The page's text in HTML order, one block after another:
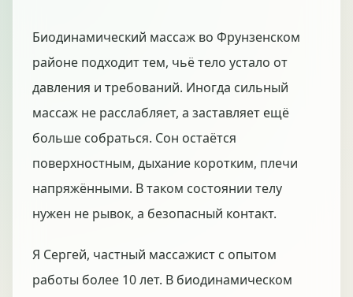
Биодинамический массаж во Фрунзенском
районе подходит тем, чьё тело устало от
давления и требований. Иногда сильный
массаж не расслабляет, а заставляет ещё
больше собраться. Сон остаётся
поверхностным, дыхание коротким, плечи
напряжёнными. В таком состоянии телу
нужен не рывок, а безопасный контакт.
Я Сергей, частный массажист с опытом
работы более 10 лет. В биодинамическом